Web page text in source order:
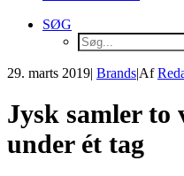
SØG
29. marts 2019| Brands|Af
Jysk samler to
under ét tag